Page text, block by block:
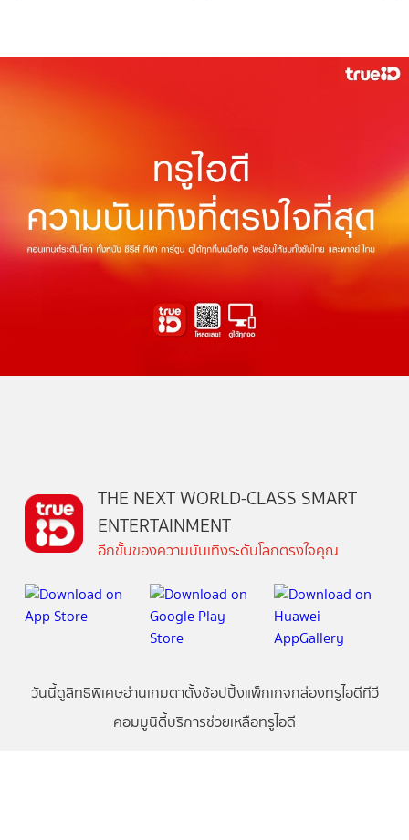
THE NEXT WORLD-CLASS SMART
ENTERTAINMENT
อีกขั้นของความบันเทิงระดับโลกตรงใจคุณ
วันนี้ดูสิทธิพิเศษอ่านเกมตาตั้งช้อปปิ้งแพ็กเกจกล่องทรูไอดีทีวี
คอมมูนิตี้บริการช่วยเหลือทรูไอดี